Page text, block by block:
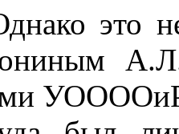
это
УООООиР